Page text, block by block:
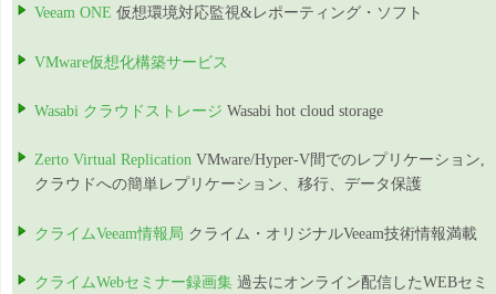
Veeam ONE 仮想環境対応監視&レポーティング・ソフト
VMware仮想化構築サービス
Wasabi クラウドストレージ Wasabi hot cloud storage
Zerto Virtual Replication VMware/Hyper-V間でのレプリケーション,
クラウドへの簡単レプリケーション、移行、データ保護
クライムVeeam情報局 クライム・オリジナルVeeam技術情報満載
クライムWebセミナー録画集 過去にオンライン配信したWEBセミ